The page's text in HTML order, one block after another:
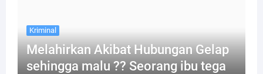
Kriminal
Melahirkan Akibat Hubungan Gelap
sehingga malu ?? Seorang ibu tega